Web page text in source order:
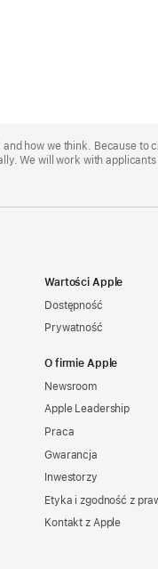
how we think. Because to
We will work with
Wartości Apple
Dostępność
Prywatność
O firmie Apple
Newsroom
Apple Leadership
Praca
Gwarancja
Inwestorzy
Etyka i zgodność z
Kontakt z Apple